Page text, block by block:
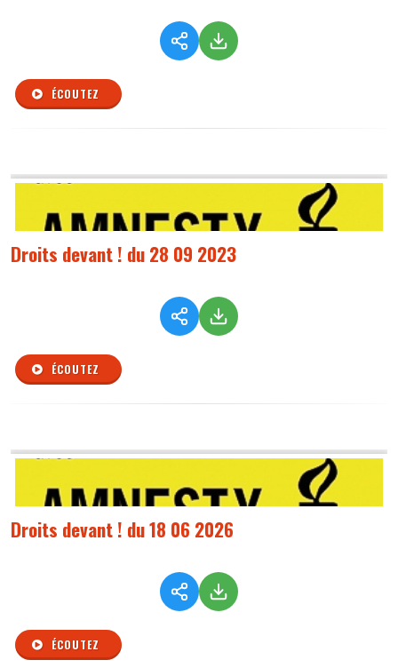
ÉCOUTEZ
Droits devant ! du 28 09 2023
ÉCOUTEZ
Droits devant ! du 18 06 2026
ÉCOUTEZ